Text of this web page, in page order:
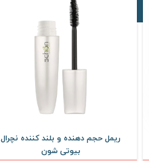
ریمل حجم دهنده و بلند کننده نچرال
بیوتی شون